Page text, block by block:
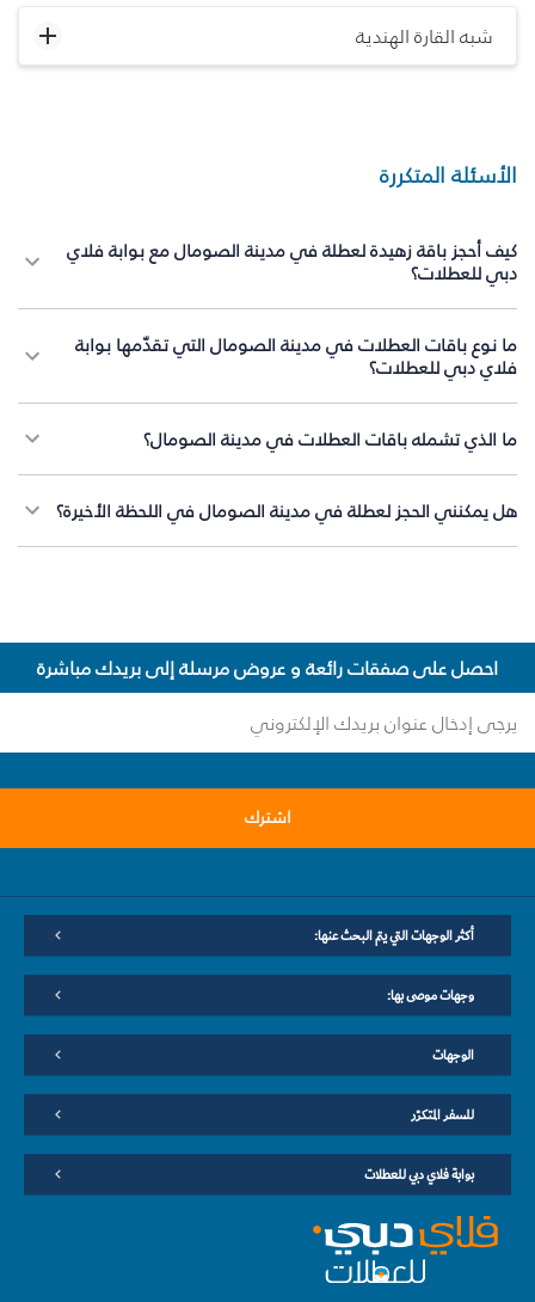
شبه القارة الهندية
الأسئلة المتكررة
كيف أحجز باقة زهيدة لعطلة في مدينة الصومال مع بوابة فلاي
دبي للعطلات؟
ما نوع باقات العطلات في مدينة الصومال التي تقدّمها بوابة
فلاي دبي للعطلات؟
ما الذي تشمله باقات العطلات في مدينة الصومال؟
هل يمكنني الحجز لعطلة في مدينة الصومال في اللحظة الأخيرة؟
احصل على صفقات رائعة و عروض مرسلة إلى بريدك مباشرة
اشترك
أكثر الوجهات التي يتم البحث عنها:
وجهات موصى بها:
الوجهات
للسفر المتكرّر
بوابة فلاي دبي للعطلات